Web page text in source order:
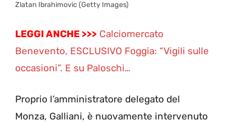
Zlatan Ibrahimovic (Getty Images)
LEGGI ANCHE >>> Calciomercato
Benevento, ESCLUSIVO Foggia: “Vigili sulle
occasioni”. E su Paloschi…
Proprio l’amministratore delegato del
Monza, Galliani, è nuovamente intervenuto